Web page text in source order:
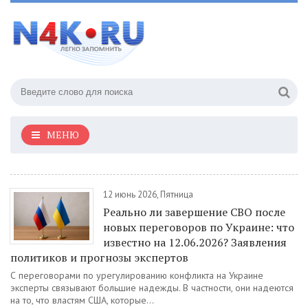
МЕНЮ
12 июнь 2026, Пятница
Реально ли завершение СВО после
новых переговоров по Украине: что
известно на 12.06.2026? Заявления
политиков и прогнозы экспертов
С переговорами по урегулированию конфликта на Украине
эксперты связывают большие надежды. В частности, они надеются
на то, что властям США, которые...